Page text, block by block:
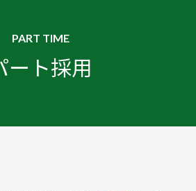
PART TIME
ート採用